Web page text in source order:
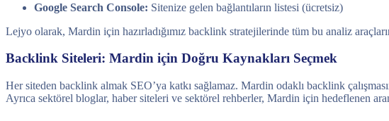
Google Search Console: Sitenize gelen bağlantıların listesi (ücretsiz)
Lejyo olarak, Mardin için hazırladığımız backlink stratejilerinde tüm bu analiz
Backlink Siteleri: Mardin için Doğru Kaynakları Seçmek
Her siteden backlink almak SEO’ya katkı sağlamaz. Mardin odaklı backlink
Ayrıca sektörel bloglar, haber siteleri ve sektörel rehberler, Mardin için hedeflenen